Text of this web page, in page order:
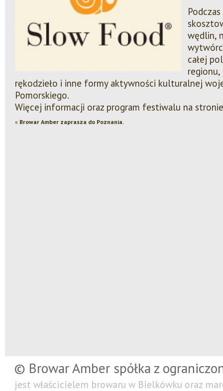
wędlin,
całej
rękodzieło i inne formy aktywności kulturalnej
Pomorskiego.
Więcej informacji oraz program festiwalu na
« Browar Amber zaprasza do Poznania.
© Browar Amber spółka z
jest właścicielem browaru w Bielkówku oraz